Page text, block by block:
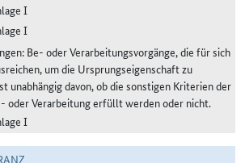
I
I
Be- oder Verarbeitungsvorgänge, die für sich
um die Ursprungseigenschaft zu
unabhängig davon, ob die sonstigen Kriterien der
oder Verarbeitung erfüllt werden oder nicht.
I